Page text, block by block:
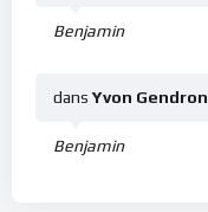
Benjamin
Benjamin
dans Yvon Gendron